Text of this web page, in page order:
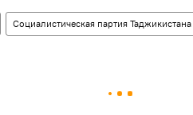
Социалистическая партия Таджикистана